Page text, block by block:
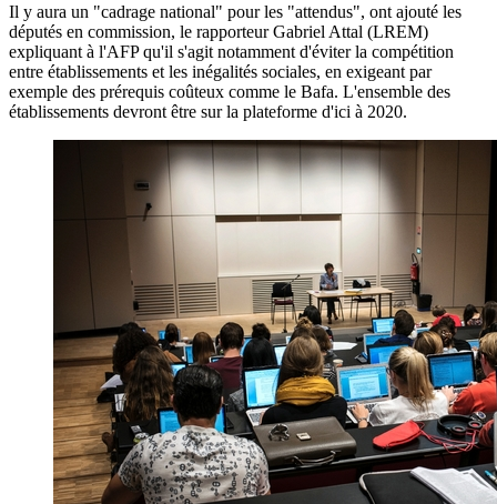
Il y aura un "cadrage national" pour les "attendus", ont ajouté les
députés en commission, le rapporteur Gabriel Attal (LREM)
expliquant à l'AFP qu'il s'agit notamment d'éviter la compétition
entre établissements et les inégalités sociales, en exigeant par
exemple des prérequis coûteux comme le Bafa. L'ensemble des
établissements devront être sur la plateforme d'ici à 2020.